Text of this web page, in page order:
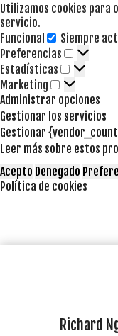
Utilizamos cookies
servicio.
Funcional
Funcional
Siempre
Preferencias
Estadísticas
Marketing Marketing
Administrar opciones
Gestionar los servicios
Gestionar
Leer más sobre estos
Acepto Denegado
Política de cookies
Richard